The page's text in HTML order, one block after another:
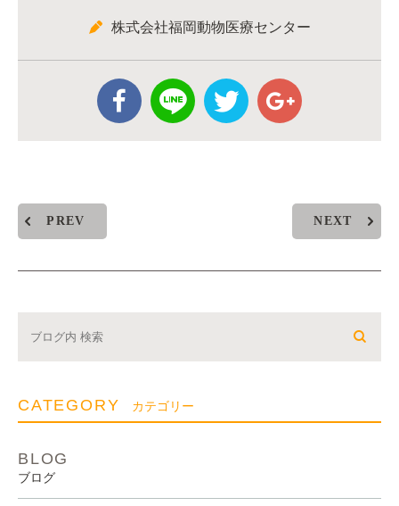
株式会社福岡動物医療センター
PREV NEXT
CATEGORY カテゴリー
BLOG
ブログ